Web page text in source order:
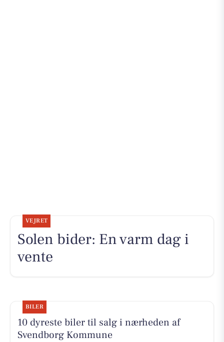
VEJRET
Solen bider: En varm dag i
vente
BILER
10 dyreste biler til salg i nærheden af
Svendborg Kommune